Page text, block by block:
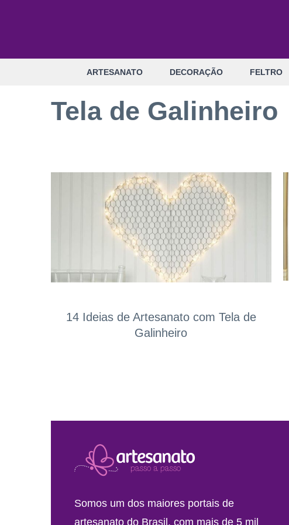
ARTESANATO DECORAÇÃO FELTRO
Tela de Galinheiro
14 Ideias de Artesanato com Tela de
Galinheiro
Somos um dos maiores portais de
artesanato do Brasil, com mais de 5 mil